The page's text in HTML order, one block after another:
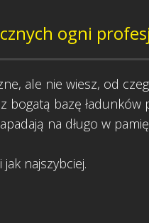
ogni
ale nie wiesz, od
bazę
na długo w
najszybciej.